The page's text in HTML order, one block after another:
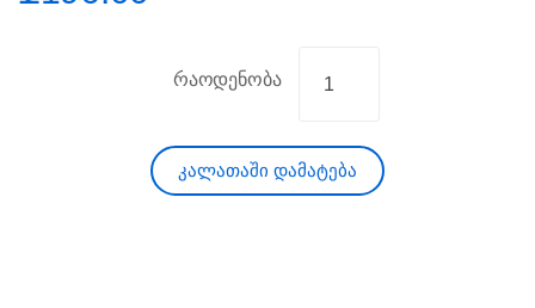
რაოდენობა
კალათაში დამატება